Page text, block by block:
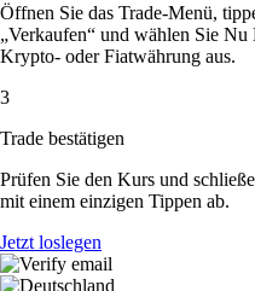
Öffnen Sie das Trade-Menü,
„Verkaufen“ und wählen Sie
Krypto- oder Fiatwährung aus.
3
Trade bestätigen
Prüfen Sie den Kurs und
mit einem einzigen Tippen ab.
Jetzt loslegen